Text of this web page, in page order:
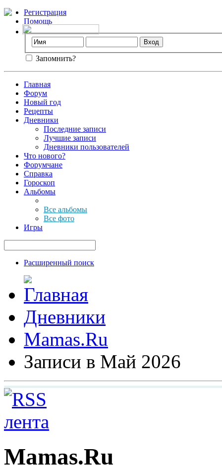
Регистрация
Помощь
Запомнить?
Главная
Форум
Новый год
Рецепты
Дневники
Последние записи
Лучшие записи
Дневники пользователей
Что нового?
Форумчане
Справка
Гороскоп
Альбомы
Все альбомы
Все фото
Игры
Расширенный поиск
Дневники
Mamas.Ru
Записи в Май 2026
Mamas.Ru